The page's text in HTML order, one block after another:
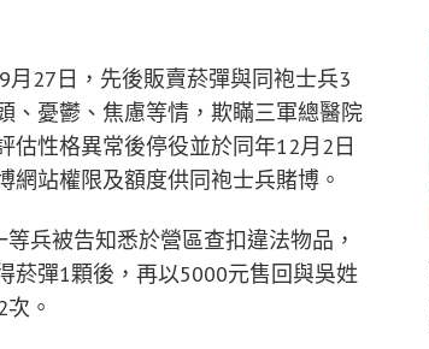
27日，先後販賣菸彈與同袍士兵3
、憂鬱、焦慮等情，欺瞞三軍總醫院
估性格異常後停役並於同年12月2日
站權限及額度供同袍士兵賭博。
兵被告知悉於營區查扣違法物品，
菸彈1顆後，再以5000元售回與吳姓
。